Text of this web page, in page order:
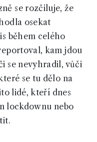
se rozčiluje, že
osekat
během celého
kam jdou
se nevyhradil, vůči
se tu dělo na
lidé, kteří dnes
lockdownu nebo